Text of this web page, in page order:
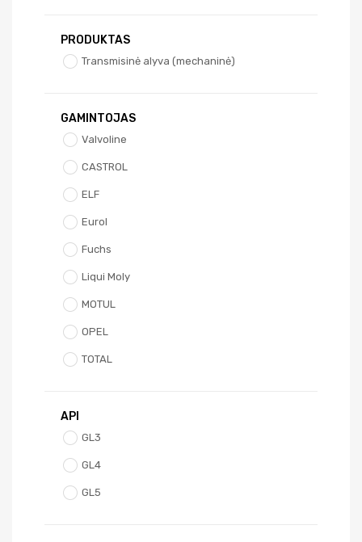
PRODUKTAS
Transmisinė alyva (mechaninė)
GAMINTOJAS
Valvoline
CASTROL
ELF
Eurol
Fuchs
Liqui Moly
MOTUL
OPEL
TOTAL
API
GL3
GL4
GL5